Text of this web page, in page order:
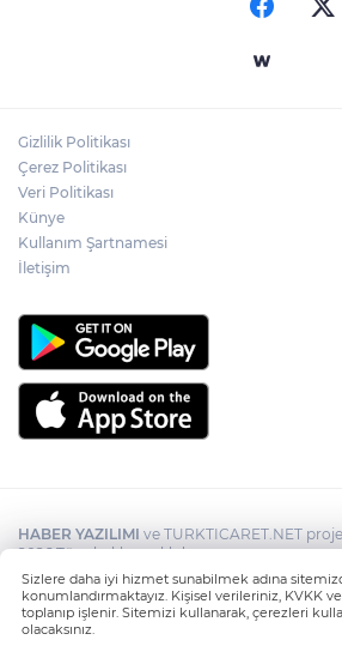
Gizlilik Politikası
Çerez Politikası
Veri Politikası
Künye
Kullanım Şartnamesi
İletişim
HABER YAZILIMI ve TURKTICARET.NET
2026 Tüm hakları saklıdır.
Sizlere daha iyi hizmet sunabilmek adına
konumlandırmaktayız. Kişisel verileriniz, KVKK
toplanıp işlenir. Sitemizi kullanarak, çerezleri
olacaksınız.